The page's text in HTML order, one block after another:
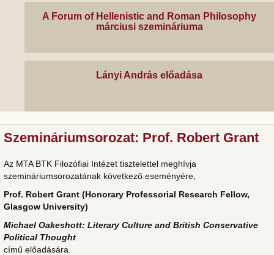
A Forum of Hellenistic and Roman Philosophy
márciusi szemináriuma
Lányi András előadása
Szemináriumsorozat: Prof. Robert Grant
Az MTA BTK Filozófiai Intézet tisztelettel meghívja
szemináriumsorozatának következő eseményére,
Prof. Robert Grant (Honorary Professorial Research Fellow,
Glasgow University)
Michael Oakeshott: Literary Culture and British Conservative
Political Thought
című előadására.